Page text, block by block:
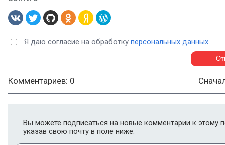
Я даю согласие на обработку персональных данных
Комментариев: 0
Вы можете подписаться на новые комментарии к этому
указав свою почту в поле ниже: